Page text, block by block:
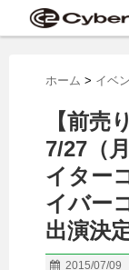
ホーム > イベ
【前売
7/27（
イター
イバー
出演決
2015/07/09